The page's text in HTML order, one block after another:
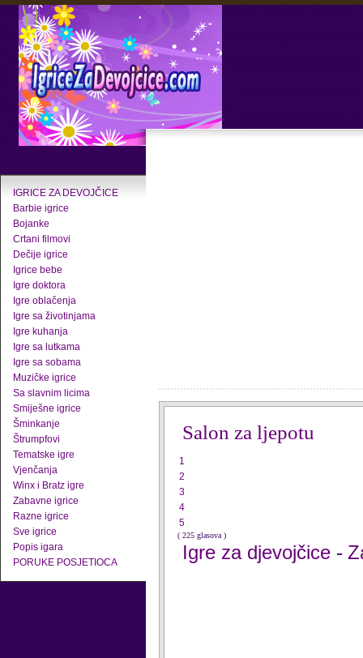
IGRICE ZA DEVOJČICE
Barbie igrice
Bojanke
Crtani filmovi
Dečije igrice
Igrice bebe
Igre doktora
Igre oblačenja
Igre sa životinjama
Igre kuhanja
Igre sa lutkama
Igre sa sobama
Muzičke igrice
Sa slavnim licima
Smiješne igrice
Šminkanje
Štrumpfovi
Tematske igre
Vjenčanja
Winx i Bratz igre
Zabavne igrice
Razne igrice
Sve igrice
Popis igara
PORUKE POSJETIOCA
Salon za ljepotu
1
2
3
4
5
( 225 glasova )
Igre za djevojčice -